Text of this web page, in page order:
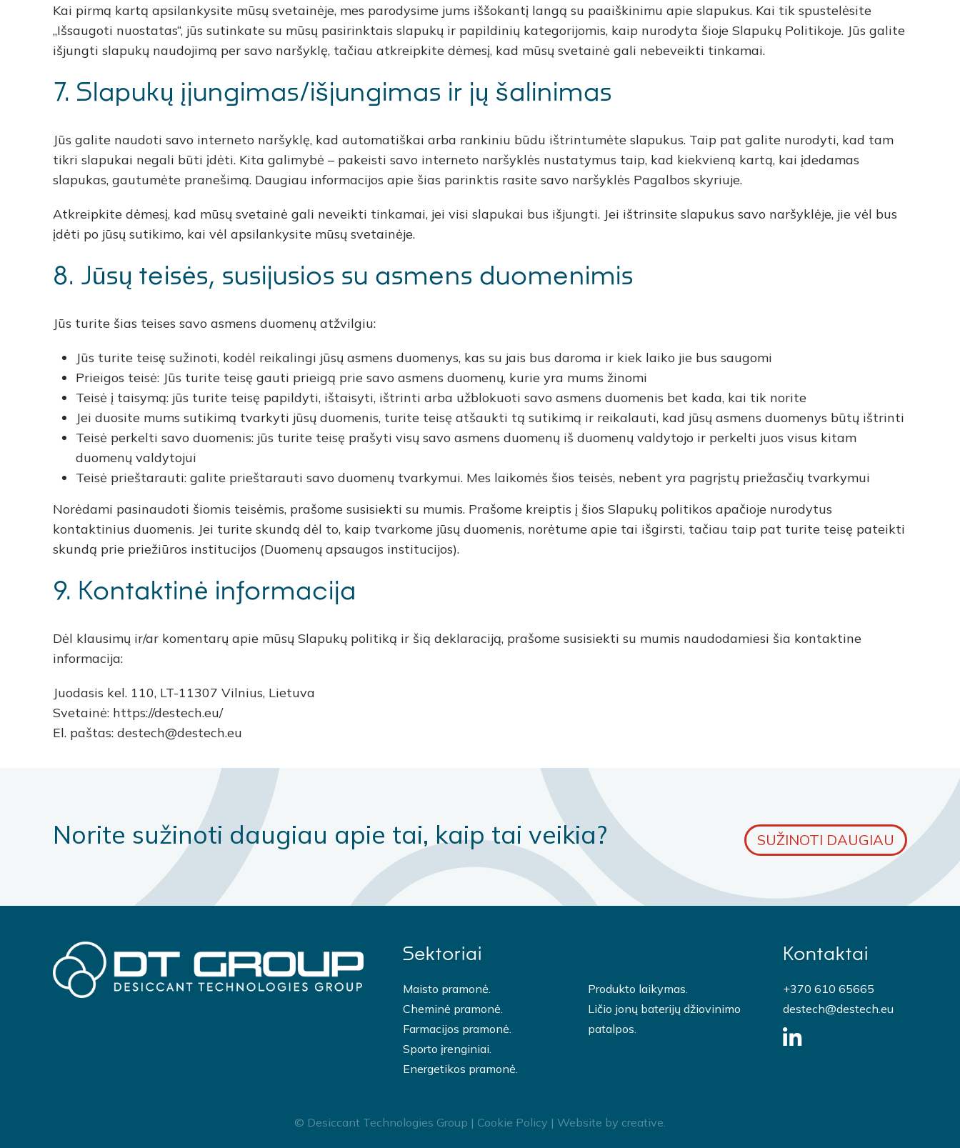
Kai pirmą kartą apsilankysite mūsų svetainėje, mes parodysime jums iššokantį langą su paaiškinimu apie slapukus. Kai tik spustelėsite
„Išsaugoti nuostatas“, jūs sutinkate su mūsų pasirinktais slapukų ir papildinių kategorijomis, kaip nurodyta šioje Slapukų Politikoje. Jūs galite
išjungti slapukų naudojimą per savo naršyklę, tačiau atkreipkite dėmesį, kad mūsų svetainė gali nebeveikti tinkamai.
7. Slapukų įjungimas/išjungimas ir jų šalinimas
Jūs galite naudoti savo interneto naršyklę, kad automatiškai arba rankiniu būdu ištrintumėte slapukus. Taip pat galite nurodyti, kad tam
tikri slapukai negali būti įdėti. Kita galimybė – pakeisti savo interneto naršyklės nustatymus taip, kad kiekvieną kartą, kai įdedamas
slapukas, gautumėte pranešimą. Daugiau informacijos apie šias parinktis rasite savo naršyklės Pagalbos skyriuje.
Atkreipkite dėmesį, kad mūsų svetainė gali neveikti tinkamai, jei visi slapukai bus išjungti. Jei ištrinsite slapukus savo naršyklėje, jie vėl bus
įdėti po jūsų sutikimo, kai vėl apsilankysite mūsų svetainėje.
8. Jūsų teisės, susijusios su asmens duomenimis
Jūs turite šias teises savo asmens duomenų atžvilgiu:
Jūs turite teisę sužinoti, kodėl reikalingi jūsų asmens duomenys, kas su jais bus daroma ir kiek laiko jie bus saugomi
Prieigos teisė: Jūs turite teisę gauti prieigą prie savo asmens duomenų, kurie yra mums žinomi
Teisė į taisymą: jūs turite teisę papildyti, ištaisyti, ištrinti arba užblokuoti savo asmens duomenis bet kada, kai tik norite
Jei duosite mums sutikimą tvarkyti jūsų duomenis, turite teisę atšaukti tą sutikimą ir reikalauti, kad jūsų asmens duomenys būtų ištrinti
Teisė perkelti savo duomenis: jūs turite teisę prašyti visų savo asmens duomenų iš duomenų valdytojo ir perkelti juos visus kitam
duomenų valdytojui
Teisė prieštarauti: galite prieštarauti savo duomenų tvarkymui. Mes laikomės šios teisės, nebent yra pagrįstų priežasčių tvarkymui
Norėdami pasinaudoti šiomis teisėmis, prašome susisiekti su mumis. Prašome kreiptis į šios Slapukų politikos apačioje nurodytus
kontaktinius duomenis. Jei turite skundą dėl to, kaip tvarkome jūsų duomenis, norėtume apie tai išgirsti, tačiau taip pat turite teisę pateikti
skundą prie priežiūros institucijos (Duomenų apsaugos institucijos).
9. Kontaktinė informacija
Dėl klausimų ir/ar komentarų apie mūsų Slapukų politiką ir šią deklaraciją, prašome susisiekti su mumis naudodamiesi šia kontaktine
informacija:
Juodasis kel. 110, LT-11307 Vilnius, Lietuva
Svetainė: https://destech.eu/
El. paštas: destech@destech.eu
Norite sužinoti daugiau apie tai, kaip tai veikia? SUŽINOTI DAUGIAU
Sektoriai
Maisto pramonė.
Cheminė pramonė.
Farmacijos pramonė.
Sporto įrenginiai.
Energetikos pramonė.
Produkto laikymas.
Ličio jonų baterijų džiovinimo
patalpos.
Kontaktai
+370 610 65665
destech@destech.eu
© Desiccant Technologies Group | Cookie Policy | Website by creative.